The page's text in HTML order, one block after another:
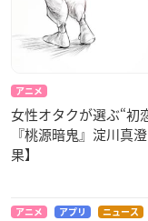
アニメ
女性オタクが選ぶ“初
『桃源暗鬼』淀川真
果】
アニメ アプリ ニュース